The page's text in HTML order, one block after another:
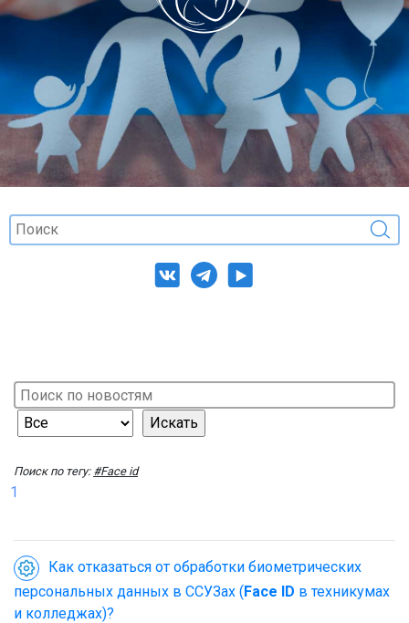
Поиск по тегу: #Face id
1
Как отказаться от обработки биометрических
персональных данных в ССУЗах (Face ID в техникумах
и колледжах)?